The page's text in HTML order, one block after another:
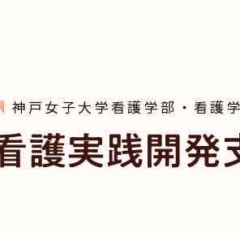
神戸女子大学看護学部・看護